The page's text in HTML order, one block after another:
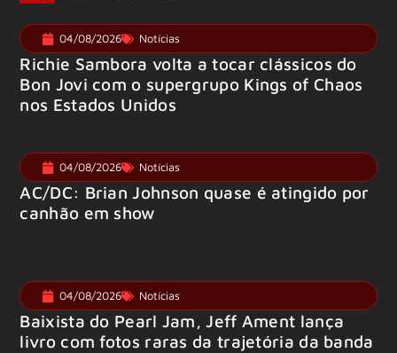
04/08/2026 Notícias
Richie Sambora volta a tocar clássicos do
Bon Jovi com o supergrupo Kings of Chaos
nos Estados Unidos
04/08/2026 Notícias
AC/DC: Brian Johnson quase é atingido por
canhão em show
04/08/2026 Notícias
Baixista do Pearl Jam, Jeff Ament lança
livro com fotos raras da trajetória da banda